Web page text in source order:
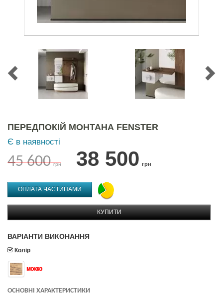
ПЕРЕДПОКІЙ МОНТАНА FENSTER
Є в наявності
45 600 грн 38 500 грн
ОПЛАТА ЧАСТИНАМИ
КУПИТИ
ВАРІАНТИ ВИКОНАННЯ
Колір
мокко
ОСНОВНІ ХАРАКТЕРИСТИКИ